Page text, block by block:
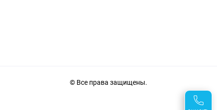
© Все права защищены.